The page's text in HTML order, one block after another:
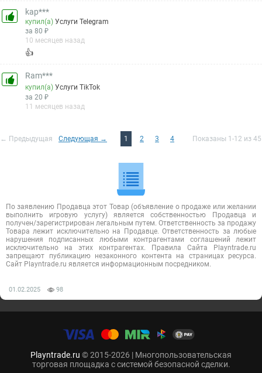
kap***
купил(а)Услуги Telegram
за 80 ₽
10 месяцев назад
👍
Ram***
купил(а)Услуги TikTok
за 20 ₽
11 месяцев назад
← Предыдущая Следующая → 1 2 3 4 Показаны 1-12 из 45
По заявлению Продавца этот Товар (объявление о продаже или желании
выполнить игровую услугу) является собственностью Продавца и
получен/зарегистрирован легальным путем. Ответственность за продажу
Товара лежит исключительно на Продавце. Ответственность за любые
нарушения подписанных любыми контрагентами соглашений лежит
исключительно на этих контрагентах. Правила Сайта Playntrade.ru
запрещают публикацию незаконного контента на страницах ресурса.
Сайт Playntrade.ru является информационным посредником.
01.02.2025 98
Playntrade.ru © 2015-2026 | Многопользовательская
торговая площадка с системой безопасной сделки.